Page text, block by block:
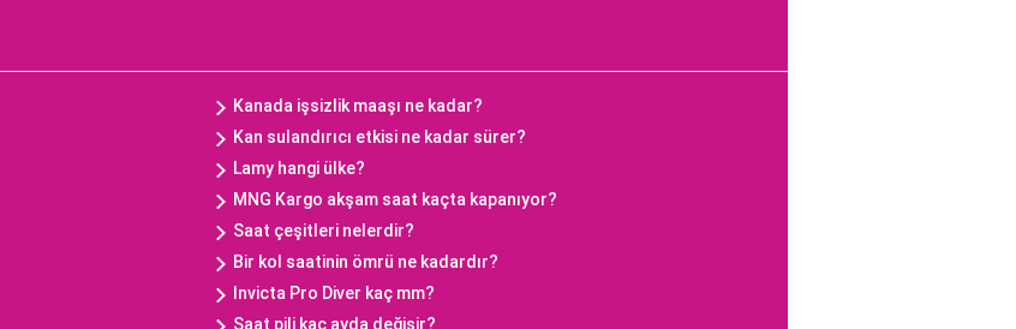
Kanada işsizlik maaşı ne kadar?
Kan sulandırıcı etkisi ne kadar sürer?
Lamy hangi ülke?
MNG Kargo akşam saat kaçta kapanıyor?
Saat çeşitleri nelerdir?
Bir kol saatinin ömrü ne kadardır?
Invicta Pro Diver kaç mm?
Saat pili kaç ayda değişir?